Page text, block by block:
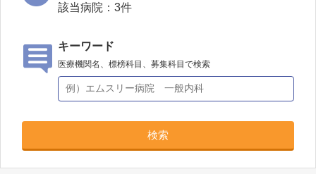
該当病院： 3件
キーワード
医療機関名、標榜科目、募集科目で検索
検索